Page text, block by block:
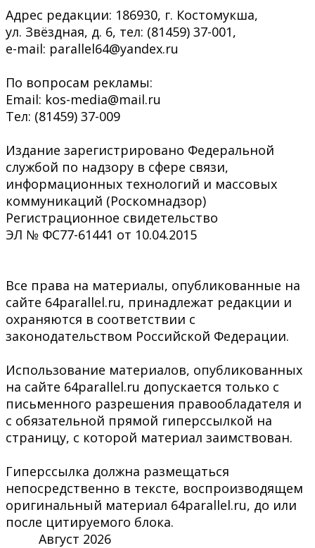
Адрес редакции: 186930, г. Костомукша,
ул. Звёздная, д. 6, тел: (81459) 37-001,
e-mail: parallel64@yandex.ru
По вопросам рекламы:
Email: kos-media@mail.ru
Тел: (81459) 37-009
Издание зарегистрировано Федеральной
службой по надзору в сфере связи,
информационных технологий и массовых
коммуникаций (Роскомнадзор)
Регистрационное свидетельство
ЭЛ № ФС77-61441 от 10.04.2015
Все права на материалы, опубликованные на
сайте 64parallel.ru, принадлежат редакции и
охраняются в соответствии с
законодательством Российской Федерации.
Использование материалов, опубликованных
на сайте 64parallel.ru допускается только с
письменного разрешения правообладателя и
с обязательной прямой гиперссылкой на
страницу, с которой материал заимствован.
Гиперссылка должна размещаться
непосредственно в тексте, воспроизводящем
оригинальный материал 64parallel.ru, до или
после цитируемого блока.
Август 2026